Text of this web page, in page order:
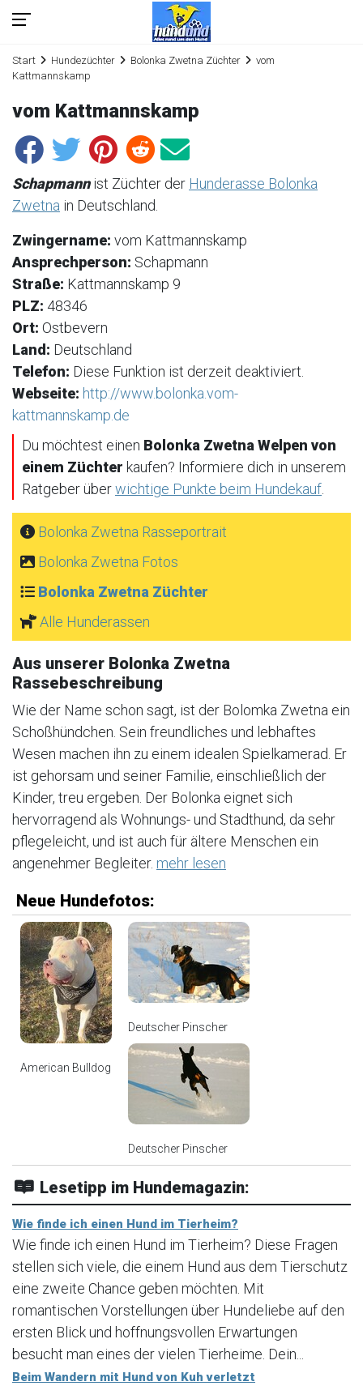
Start Hundezüchter Bolonka Zwetna Züchter
vom
Kattmannskamp
vom Kattmannskamp
Schapmannist Züchter der Hunderasse Bolonka
Zwetna in Deutschland.
Zwingername: vom Kattmannskamp
Ansprechperson: Schapmann
Straße: Kattmannskamp 9
PLZ: 48346
Ort: Ostbevern
Land: Deutschland
Telefon: Diese Funktion ist derzeit deaktiviert.
Webseite: http://www.bolonka.vom-
kattmannskamp.de
Du möchtest einen Bolonka Zwetna Welpen von
einem Züchter kaufen? Informiere dich in unserem
Ratgeber überwichtige Punkte beim Hundekauf
Bolonka Zwetna Rasseportrait
Bolonka Zwetna Fotos
Bolonka Zwetna Züchter
Alle Hunderassen
Aus unserer Bolonka Zwetna
Rassebeschreibung
Wie der Name schon sagt, ist der Bolomka Zwetna ein
Schoßhündchen. Sein freundliches und lebhaftes
Wesen machen ihn zu einem idealen Spielkamerad. Er
ist gehorsam und seiner Familie, einschließlich der
Kinder, treu ergeben. Der Bolonka eignet sich
hervorragend als Wohnungs- und Stadthund, da sehr
pflegeleicht, und ist auch für ältere Menschen ein
angenehmer Begleiter. mehr lesen
Neue Hundefotos:
American Bulldog
Deutscher Pinscher
Deutscher Pinscher
Lesetipp im Hundemagazin:
Wie finde ich einen Hund im Tierheim?
Wie finde ich einen Hund im Tierheim? Diese Fragen
stellen sich viele, die einem Hund aus dem Tierschutz
eine zweite Chance geben möchten. Mit
romantischen Vorstellungen über Hundeliebe auf den
ersten Blick und hoffnungsvollen Erwartungen
besucht man eines der vielen Tierheime. Dein...
Beim Wandern mit Hund von Kuh verletzt